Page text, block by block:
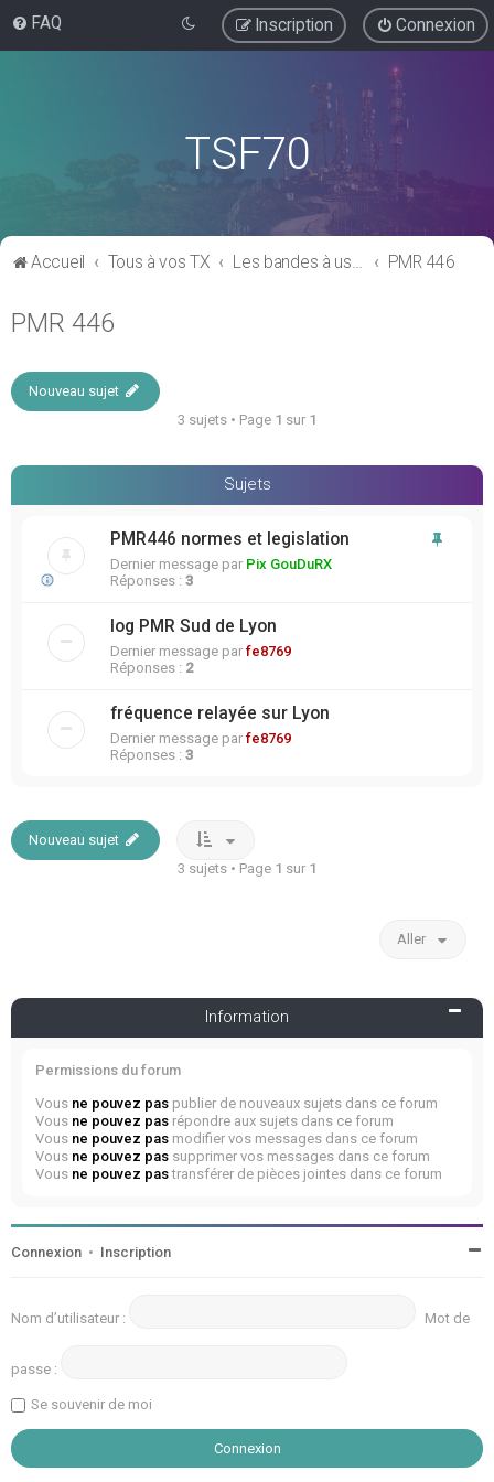
FAQ Connexion
Inscription
TSF70
Accueil Tous à vos TX Les bandes à usage "libre" PMR 446
PMR 446
Nouveau sujet
3 sujets • Page 1 sur 1
Sujets
PMR446 normes et legislation
Dernier message par Pix GouDuRX
Réponses : 3
log PMR Sud de Lyon
Dernier message par fe8769
Réponses : 2
fréquence relayée sur Lyon
Dernier message par fe8769
Réponses : 3
Nouveau sujet
3 sujets • Page 1 sur 1
Aller
Information
Permissions du forum
Vous ne pouvez pas publier de nouveaux sujets dans ce forum
Vous ne pouvez pas répondre aux sujets dans ce forum
Vous ne pouvez pas modifier vos messages dans ce forum
Vous ne pouvez pas supprimer vos messages dans ce forum
Vous ne pouvez pastransférer de pièces jointes dans ce forum
Connexion • Inscription
Nom d’utilisateur : Mot de
passe :
Se souvenir de moi